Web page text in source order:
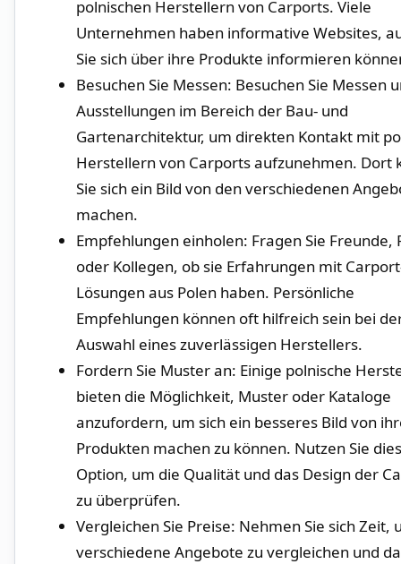
polnischen Herstellern von Carports. Viele
Unternehmen haben informative⁣ Websites,
Sie sich über ihre Produkte informieren
Besuchen Sie Messen: Besuchen Sie Messen
Ausstellungen im Bereich der Bau- und
Gartenarchitektur, um direkten ‌Kontakt mit
‌Herstellern​ von Carports aufzunehmen. Dort
Sie ⁢sich ein⁣ Bild von ‍den verschiedenen
machen.
Empfehlungen einholen: Fragen ⁤Sie Freunde,
oder Kollegen, ob sie Erfahrungen mit
Lösungen aus Polen haben. Persönliche
Empfehlungen können oft hilfreich sein bei
Auswahl eines zuverlässigen Herstellers.
Fordern Sie Muster an: Einige polnische
bieten die Möglichkeit, Muster oder Kataloge
⁣anzufordern, um sich ein besseres Bild von⁢
Produkten machen zu können. Nutzen Sie
Option, um die Qualität‌ und das Design der
zu ⁢überprüfen.
Vergleichen Sie Preise: Nehmen Sie⁢ sich Zeit,
verschiedene Angebote zu vergleichen ‌und